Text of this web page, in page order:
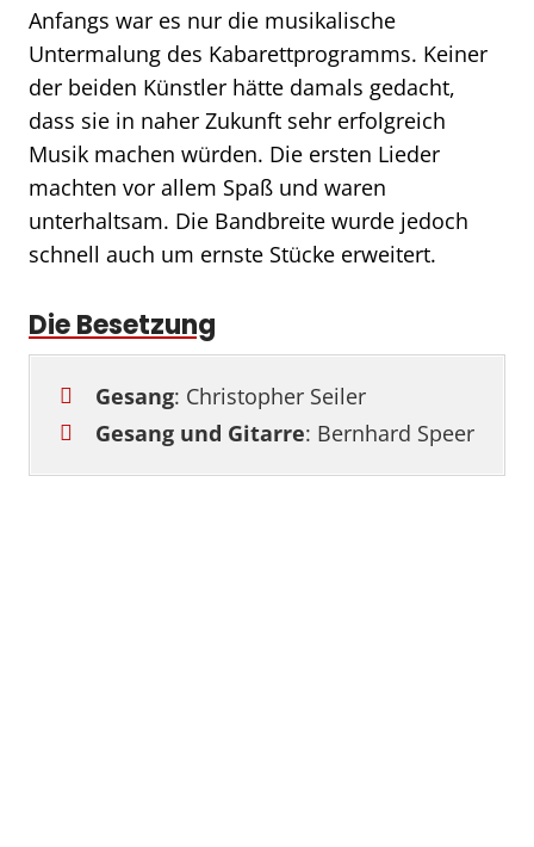
Anfangs war es nur die musikalische
Untermalung des Kabarettprogramms. Keiner
der beiden Künstler hätte damals gedacht,
dass sie in naher Zukunft sehr erfolgreich
Musik machen würden. Die ersten Lieder
machten vor allem Spaß und waren
unterhaltsam. Die Bandbreite wurde jedoch
schnell auch um ernste Stücke erweitert.
Die Besetzung
Gesang: Christopher Seiler
Gesang und Gitarre: Bernhard Speer